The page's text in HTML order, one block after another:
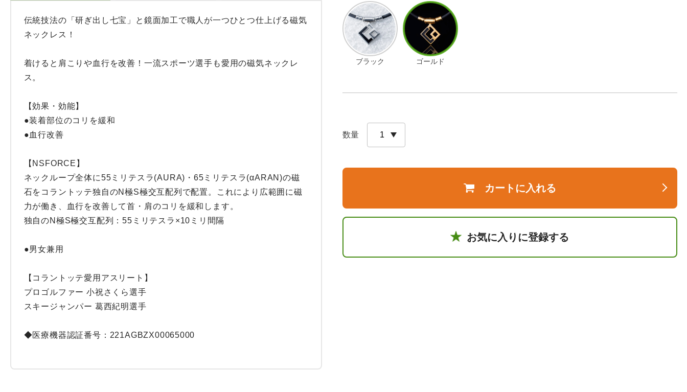
伝統技法の「研ぎ出し七宝」と鏡面加工で職人が一つひとつ仕上げる磁気
ネックレス！
着けると肩こりや血行を改善！一流スポーツ選手も愛用の磁気ネックレ
ス。
【効果・効能】
●装着部位のコリを緩和
●血行改善
【NSFORCE】
ネックループ全体に55ミリテスラ(AURA)・65ミリテスラ(αARAN)の磁
石をコラントッテ独自のN極S極交互配列で配置。これにより広範囲に磁
力が働き、血行を改善して首・肩のコリを緩和します。
独自のN極S極交互配列：55ミリテスラ×10ミリ間隔
●男女兼用
【コラントッテ愛用アスリート】
プロゴルファー 小祝さくら選手
スキージャンパー 葛西紀明選手
◆医療機器認証番号：221AGBZX00065000
ブラック ゴールド
数量
カートに入れる
お気に入りに登録する